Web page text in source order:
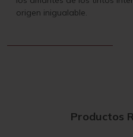
origen inigualable.
Productos